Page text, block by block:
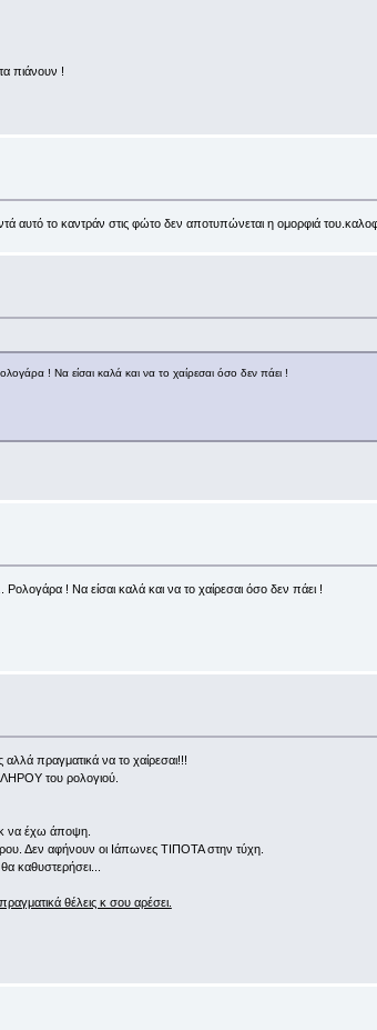
πιάνουν !
αυτό το καντράν στις φώτο δεν αποτυπώνεται η ομορφιά
! Να είσαι καλά και να το χαίρεσαι όσο δεν πάει !
Ρολογάρα ! Να είσαι καλά και να το χαίρεσαι όσο δεν πάει !
πραγματικά να το χαίρεσαι!!!
του ρολογιού.
να έχω άποψη.
Δεν αφήνουν οι Ιάπωνες ΤΙΠΟΤΑ στην τύχη.
καθυστερήσει...
θέλεις κ σου αρέσει.